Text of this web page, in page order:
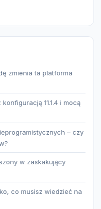
zmienia ta platforma
11.1.4 i mocą
– czy
w zaskakujący
co musisz wiedzieć na